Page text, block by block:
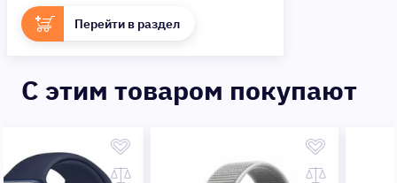
Перейти в раздел
C этим товаром покупают